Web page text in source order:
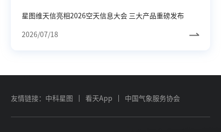
星图维天信亮相2026空天信息大会 三大产品重磅发布
2026/07/18
友情链接： 中科星图 看天App 中国气象服务协会